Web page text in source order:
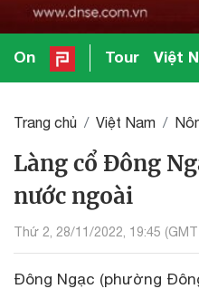
On Tour Việt
Trang chủ Việt Nam
Làng cổ Đông
nước ngoài
Thứ 2, 28/11/2022, 19:45
Đông Ngạc (phường